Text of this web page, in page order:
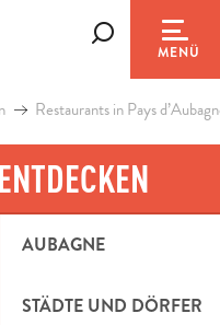
MENÜ
ENTDECKEN
AUBAGNE
STÄDTE UND DÖRFER
Restaurants in Pays
Pins